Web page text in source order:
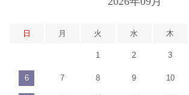
日 月 火 水 木
1 2 3
6 7 8 9 10